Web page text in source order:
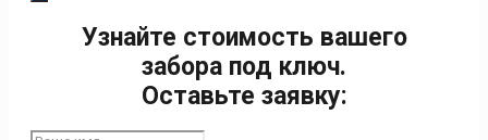
Узнайте стоимость вашего
забора под ключ.
Оставьте заявку: